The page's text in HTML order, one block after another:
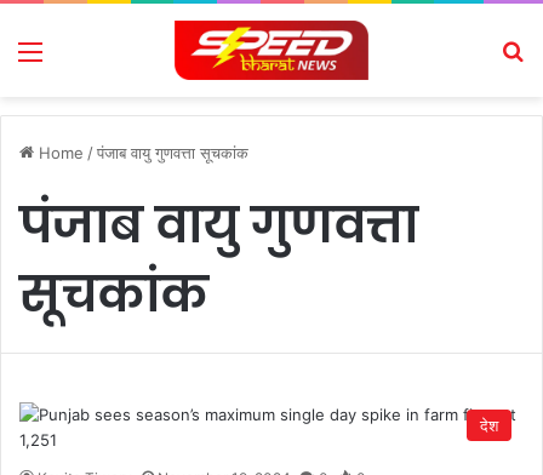
Menu
Home /पंजाब वायु गुणवत्ता सूचकांक
पंजाब वायु गुणवत्ता
सूचकांक
देश